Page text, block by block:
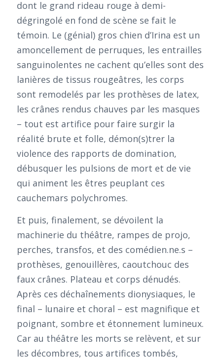
dont le grand rideau rouge à demi-
dégringolé en fond de scène se fait le
témoin. Le (génial) gros chien d’Irina est un
amoncellement de perruques, les entrailles
sanguinolentes ne cachent qu’elles sont des
lanières de tissus rougeâtres, les corps
sont remodelés par les prothèses de latex,
les crânes rendus chauves par les masques
– tout est artifice pour faire surgir la
réalité brute et folle, démon(s)trer la
violence des rapports de domination,
débusquer les pulsions de mort et de vie
qui animent les êtres peuplant ces
cauchemars polychromes.
Et puis, finalement, se dévoilent la
machinerie du théâtre, rampes de projo,
perches, transfos, et des comédien.ne.s –
prothèses, genouillères, caoutchouc des
faux crânes. Plateau et corps dénudés.
Après ces déchaînements dionysiaques, le
final – lunaire et choral – est magnifique et
poignant, sombre et étonnement lumineux.
Car au théâtre les morts se relèvent, et sur
les décombres, tous artifices tombés,